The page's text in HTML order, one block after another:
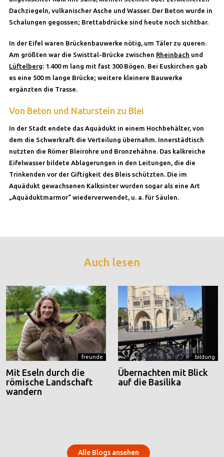
Dachziegeln, vulkanischer Asche und Wasser. Der Beton wurde in
Schalungen gegossen; Brettabdrücke sind heute noch sichtbar.
In der Eifel waren Brückenbauwerke nötig, um Täler zu queren.
Am größten war die Swisttal-Brücke zwischen Rheinbach und
Lüftelberg: 1.400 m lang mit fast 300 Bögen. Bei Euskirchen gab
es eine 500 m lange Brücke; weitere kleinere Bauwerke
ergänzten die Trasse.
Von Beton und Naturstein zu Blei
In der Stadt endete das Aquädukt in einem Hochbehälter, von
dem die Schwerkraft die Verteilung übernahm. Innerstädtisch
nutzten die Römer Bleirohre und Bronzehähne. Das kalkreiche
Eifelwasser bildete Ablagerungen in den Leitungen, die die
Trinkenden vor der Giftigkeit des Bleis schützten. Die im
Aquädukt gewachsenen Kalksinter wurden sogar als eine Art
„Aquäduktmarmor“ wiederverwendet, u. a. für Säulen.
Auch lesen
freunde
Mit Eseln durch die
römische Landschaft
wandern
bildung
Übernachten mit Blick
auf die Basilika
Alle Blogs ansehen